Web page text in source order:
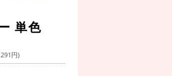
単色
円)